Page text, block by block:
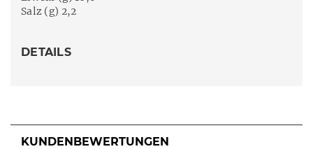
Salz (g) 2,2
DETAILS
KUNDENBEWERTUNGEN